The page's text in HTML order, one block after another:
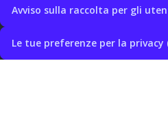
Avviso sulla raccolta per gli
Le tue preferenze per la